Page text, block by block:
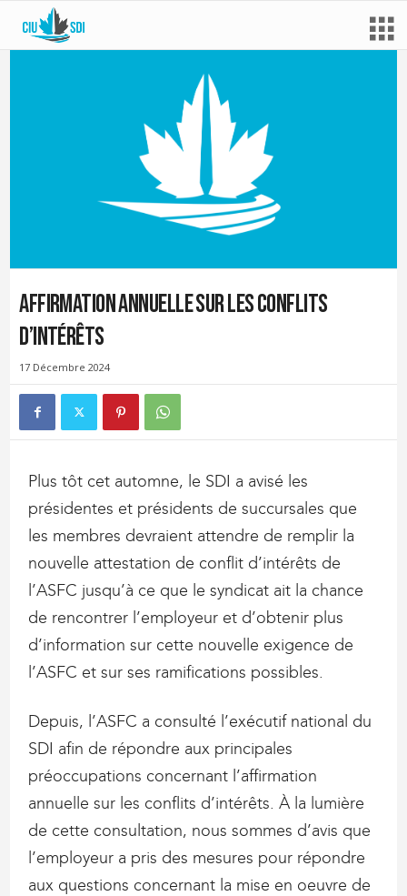
Affirmation annuelle sur les conflits
d’intérêts
17 Décembre 2024
Plus tôt cet automne, le SDI a avisé les
présidentes et présidents de succursales que
les membres devraient attendre de remplir la
nouvelle attestation de conflit d’intérêts de
l’ASFC jusqu’à ce que le syndicat ait la chance
de rencontrer l’employeur et d’obtenir plus
d’information sur cette nouvelle exigence de
l’ASFC et sur ses ramifications possibles.
Depuis, l’ASFC a consulté l’exécutif national du
SDI afin de répondre aux principales
préoccupations concernant l’affirmation
annuelle sur les conflits d’intérêts. À la lumière
de cette consultation, nous sommes d’avis que
l’employeur a pris des mesures pour répondre
aux questions concernant la mise en oeuvre de